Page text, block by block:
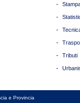
-
-
-
-
- Tributi
-
e Provincia